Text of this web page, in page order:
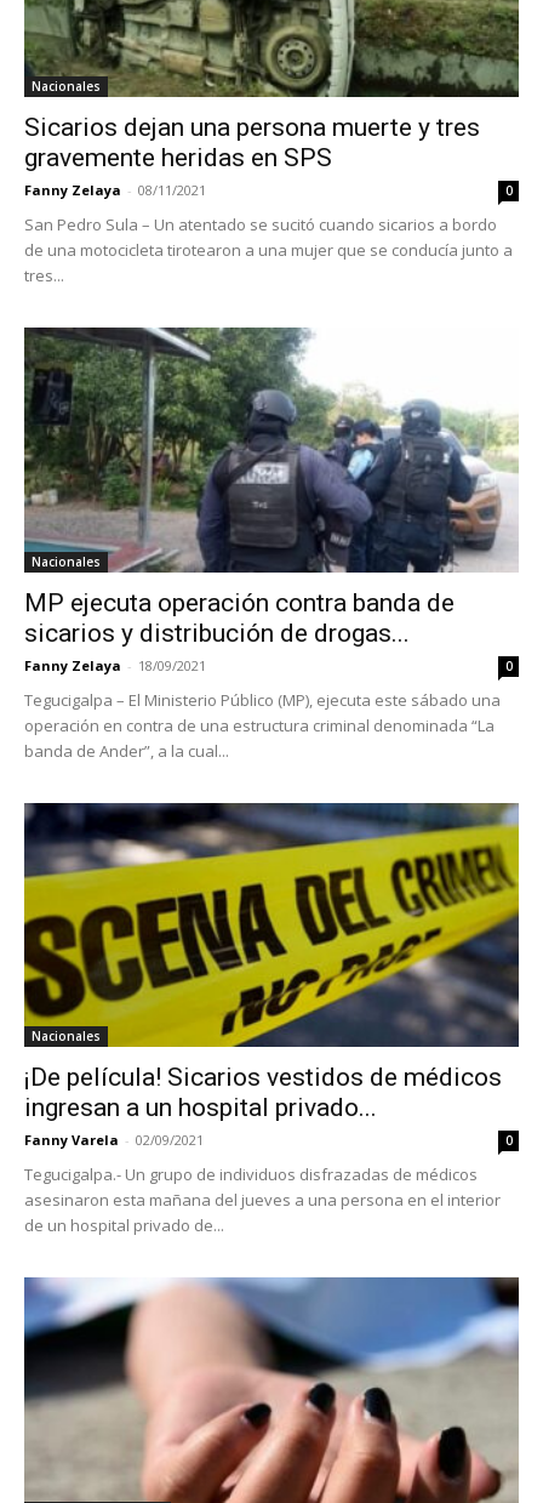
Nacionales
Sicarios dejan una persona muerte y tres
gravemente heridas en SPS
Fanny Zelaya - 08/11/2021 0
San Pedro Sula – Un atentado se sucitó cuando sicarios a bordo
de una motocicleta tirotearon a una mujer que se conducía junto a
tres...
Nacionales
MP ejecuta operación contra banda de
sicarios y distribución de drogas...
Fanny Zelaya - 18/09/2021 0
Tegucigalpa – El Ministerio Público (MP), ejecuta este sábado una
operación en contra de una estructura criminal denominada “La
banda de Ander”, a la cual...
Nacionales
¡De película! Sicarios vestidos de médicos
ingresan a un hospital privado...
Fanny Varela - 02/09/2021 0
Tegucigalpa.- Un grupo de individuos disfrazadas de médicos
asesinaron esta mañana del jueves a una persona en el interior
de un hospital privado de...